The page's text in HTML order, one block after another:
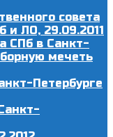
совета
ЛО, 29.09.2011
СПб в Санкт-
мечеть
Петербурге